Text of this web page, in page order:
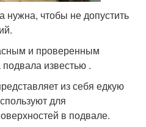
нужна, чтобы не допустить
и проверенным
известью .
из себя едкую
для
в подвале.